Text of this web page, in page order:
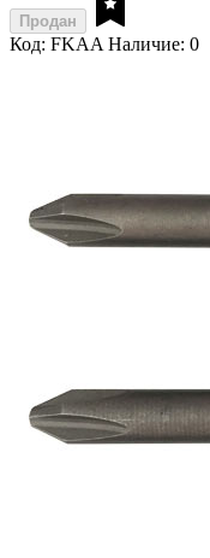
Продан
Код: FKAA Наличие: 0